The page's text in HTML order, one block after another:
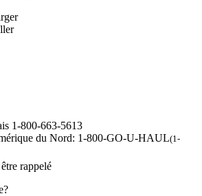
1-800-663-5613
du Nord: 1-800-GO-U-HAUL(1-
rappelé